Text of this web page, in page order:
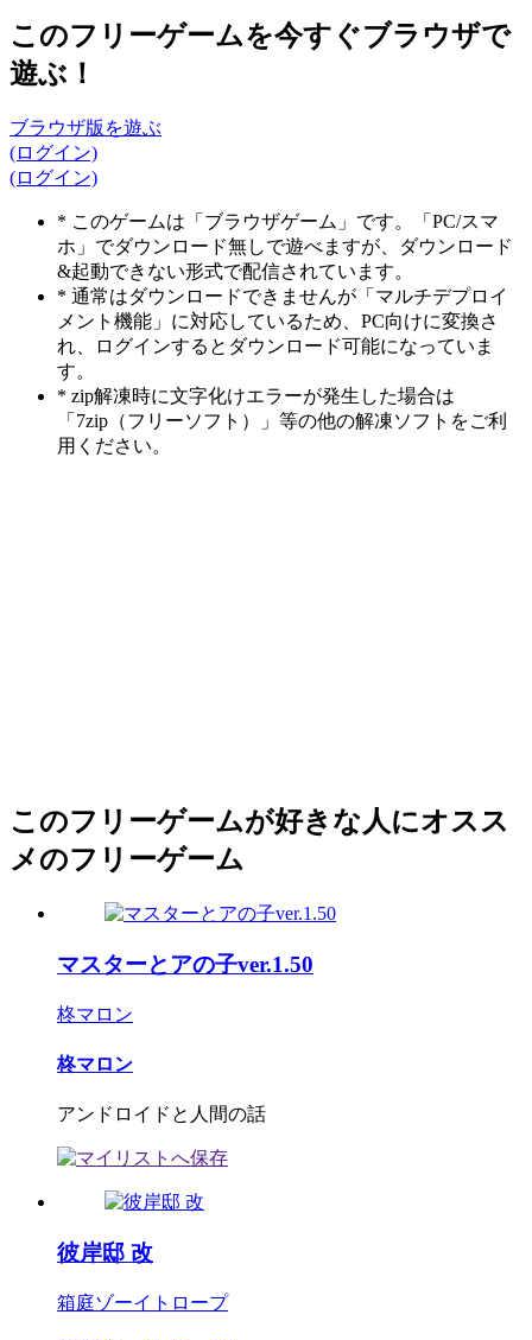
このフリーゲームを今すぐブラウザで
遊ぶ！
ブラウザ版を遊ぶ
(ログイン)
(ログイン)
* このゲームは「ブラウザゲーム」です。「PC/スマ
ホ」でダウンロード無しで遊べますが、ダウンロード
&起動できない形式で配信されています。
* 通常はダウンロードできませんが「マルチデプロイ
メント機能」に対応しているため、PC向けに変換さ
れ、ログインするとダウンロード可能になっていま
す。
* zip解凍時に文字化けエラーが発生した場合は
「7zip（フリーソフト）」等の他の解凍ソフトをご利
用ください。
このフリーゲームが好きな人にオスス
メのフリーゲーム
マスターとアの子ver.1.50
柊マロン
柊マロン
アンドロイドと人間の話
彼岸邸 改
箱庭ゾーイトロープ